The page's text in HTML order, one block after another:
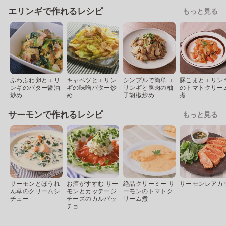
エリンギで作れるレシピ もっと見る
ふわふわ卵とエリ
ンギのバター醤油
炒め
キャベツとエリン
ギの味噌バター炒
め
シンプルで簡単 エ
リンギと豚肉の柚
子胡椒炒め
豚こまとエリン
のトマトクリー
煮
サーモンで作れるレシピ もっと見る
サーモンとほうれ
ん草のクリームシ
チュー
お酒がすすむ サー
モンとカッテージ
チーズのカルパッ
チョ
絶品クリーミー サ
ーモンのトマトク
リーム煮
サーモンレアカ